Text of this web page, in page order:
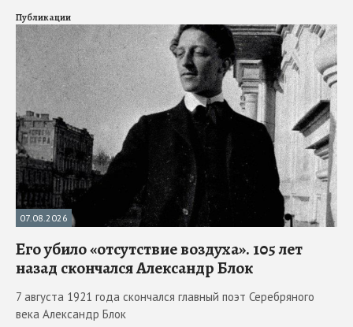
Публикации
07.08.2026
Его убило «отсутствие воздуха». 105 лет
назад скончался Александр Блок
7 августа 1921 года скончался главный поэт Серебряного
века Александр Блок